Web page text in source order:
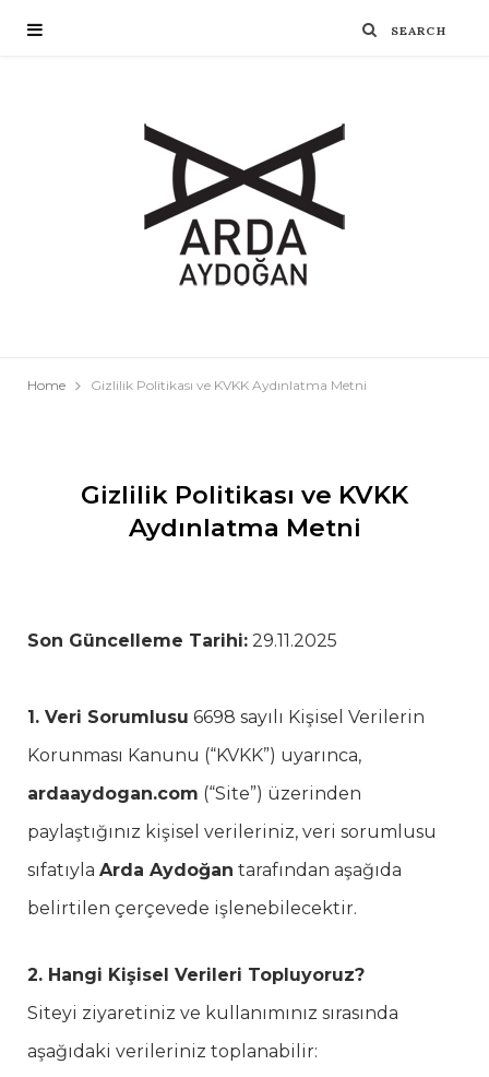
Home Gizlilik Politikası ve KVKK Aydınlatma Metni
Gizlilik Politikası ve KVKK
Aydınlatma Metni
Son Güncelleme Tarihi: 29.11.2025
1. Veri Sorumlusu 6698 sayılı Kişisel Verilerin
Korunması Kanunu (“KVKK”) uyarınca,
ardaaydogan.com (“Site”) üzerinden
paylaştığınız kişisel verileriniz, veri sorumlusu
sıfatıyla Arda Aydoğan tarafından aşağıda
belirtilen çerçevede işlenebilecektir.
2. Hangi Kişisel Verileri Topluyoruz?
Siteyi ziyaretiniz ve kullanımınız sırasında
aşağıdaki verileriniz toplanabilir: